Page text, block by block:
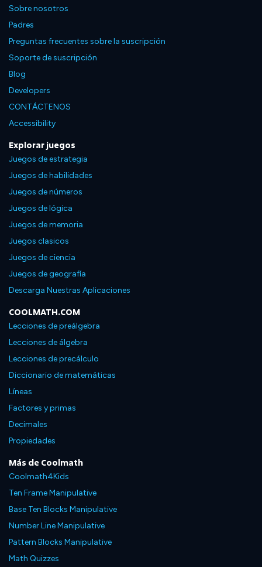
Sobre nosotros
Padres
Preguntas frecuentes sobre la suscripción
Soporte de suscripción
Blog
Developers
CONTÁCTENOS
Accessibility
Explorar juegos
Juegos de estrategia
Juegos de habilidades
Juegos de números
Juegos de lógica
Juegos de memoria
Juegos clasicos
Juegos de ciencia
Juegos de geografía
Descarga Nuestras Aplicaciones
COOLMATH.COM
Lecciones de preálgebra
Lecciones de álgebra
Lecciones de precálculo
Diccionario de matemáticas
Líneas
Factores y primas
Decimales
Propiedades
Más de Coolmath
Coolmath4Kids
Ten Frame Manipulative
Base Ten Blocks Manipulative
Number Line Manipulative
Pattern Blocks Manipulative
Math Quizzes